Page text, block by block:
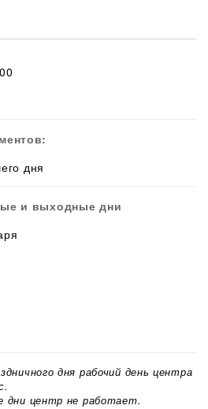
дня
и выходные дни
дня рабочий день центра
дни центр не работает.